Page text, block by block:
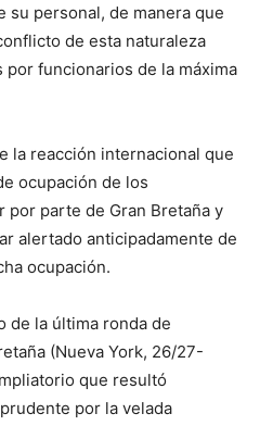
su personal, de manera que
de esta naturaleza
funcionarios de la máxima
la reacción internacional que
ocupación de los
parte de Gran Bretaña y
alertado anticipadamente de
ocupación.
de la última ronda de
(Nueva York, 26/27-
que resultó
por la velada